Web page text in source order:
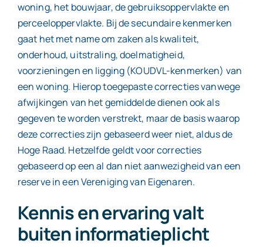
woning, het bouwjaar, de gebruiksoppervlakte en
perceeloppervlakte. Bij de secundaire kenmerken
gaat het met name om zaken als kwaliteit,
onderhoud, uitstraling, doelmatigheid,
voorzieningen en ligging (KOUDVL-kenmerken) van
een woning. Hierop toegepaste correcties vanwege
afwijkingen van het gemiddelde dienen ook als
gegeven te worden verstrekt, maar de basis waarop
deze correcties zijn gebaseerd weer niet, aldus de
Hoge Raad. Hetzelfde geldt voor correcties
gebaseerd op een al dan niet aanwezigheid van een
reserve in een Vereniging van Eigenaren.
Kennis en ervaring valt
buiten informatieplicht